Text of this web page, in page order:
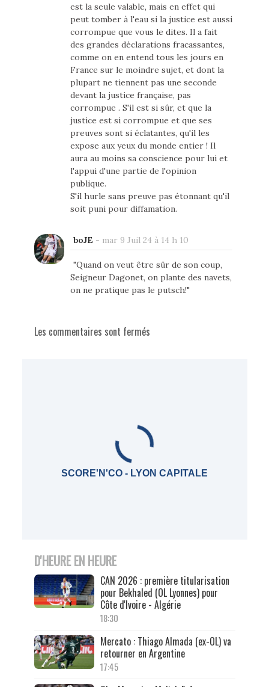
est la seule valable, mais en effet qui
peut tomber à l'eau si la justice est aussi
corrompue que vous le dites. Il a fait
des grandes déclarations fracassantes,
comme on en entend tous les jours en
France sur le moindre sujet, et dont la
plupart ne tiennent pas une seconde
devant la justice française, pas
corrompue . S'il est si sûr, et que la
justice est si corrompue et que ses
preuves sont si éclatantes, qu'il les
expose aux yeux du monde entier ! Il
aura au moins sa conscience pour lui et
l'appui d'une partie de l'opinion
publique.
S'il hurle sans preuve pas étonnant qu'il
soit puni pour diffamation.
boJE - mar 9 Juil 24 à 14 h 10
"Quand on veut être sûr de son coup,
Seigneur Dagonet, on plante des navets,
on ne pratique pas le putsch!"
Les commentaires sont fermés
SCORE'N'CO - LYON CAPITALE
D'HEURE EN HEURE
CAN 2026 : première titularisation
pour Bekhaled (OL Lyonnes) pour
Côte d'Ivoire - Algérie
18:30
Mercato : Thiago Almada (ex-OL) va
retourner en Argentine
17:45